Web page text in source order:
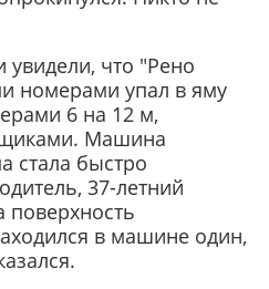
увидели, что "Рено
номерами упал в яму
6 на 12 м,
Машина
стала быстро
37-летний
в машине один,